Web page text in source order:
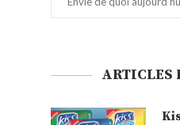
ARTICLES